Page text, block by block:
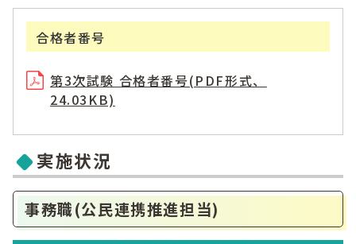
合格者番号
第3次試験 合格者番号(PDF形式、
24.03KB)
実施状況
事務職(公民連携推進担当)